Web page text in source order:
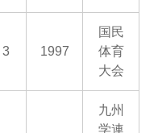
3 1997
国民
体育
大会
九州
学連